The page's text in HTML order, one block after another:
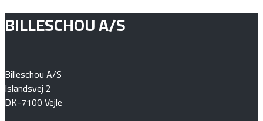
BILLESCHOU A/S
Billeschou A/S
Islandsvej 2
DK-7100 Vejle